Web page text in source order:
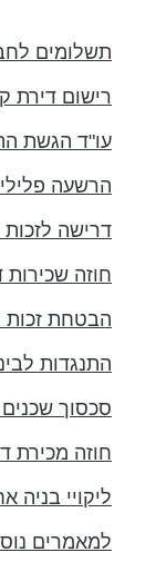
תשלומים
רישום דירת
עו"ד הגשת
הרשעה
דרישה לזכות
חוזה שכירות
הבטחת זכות
התנגדות
סכסוך
חוזה מכירת
ליקויי בניה
למאמרים